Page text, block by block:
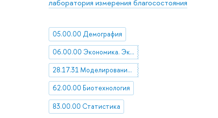
лаборатория измерения благосостояния
05.00.00 Демография
06.00.00 Экономика. Экономические науки
28.17.31 Моделирование процессов управления
62.00.00 Биотехнология
83.00.00 Статистика